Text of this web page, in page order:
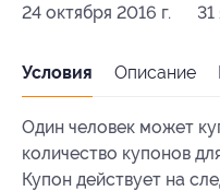
24 октября 2016 г. 31
Условия Описание
Один человек может
количество купонов
Купон действует на